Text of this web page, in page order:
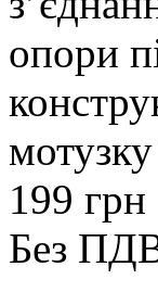
опори
199 грн
Без